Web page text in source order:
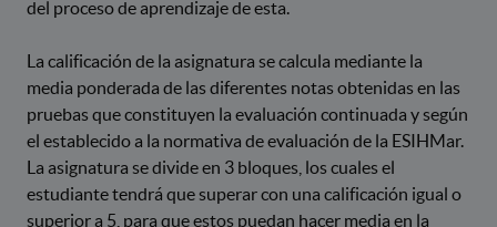
del proceso de aprendizaje de esta.
La calificación de la asignatura se calcula mediante la
media ponderada de las diferentes notas obtenidas en las
pruebas que constituyen la evaluación continuada y según
el establecido a la normativa de evaluación de la ESIHMar.
La asignatura se divide en 3 bloques, los cuales el
estudiante tendrá que superar con una calificación igual o
superior a 5, para que estos puedan hacer media en la